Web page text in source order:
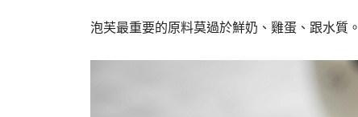
泡芙最重要的原料莫過於鮮奶、雞蛋、跟水質。